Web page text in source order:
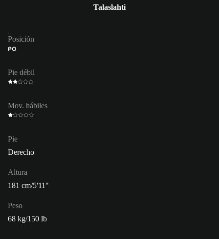
Talaslahti
Posición
PO
Pie débil
Mov. hábiles
Pie
Derecho
Altura
181 cm/5'11"
Peso
68 kg/150 lb